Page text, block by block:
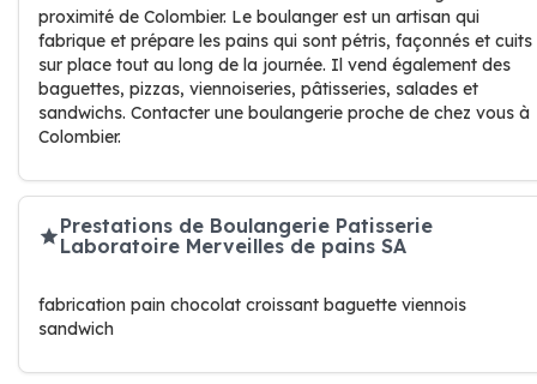
proximité de Colombier. Le boulanger est un artisan qui
fabrique et prépare les pains qui sont pétris, façonnés et cuits
sur place tout au long de la journée. Il vend également des
baguettes, pizzas, viennoiseries, pâtisseries, salades et
sandwichs. Contacter une boulangerie proche de chez vous à
Colombier.
Prestations de Boulangerie Patisserie
Laboratoire Merveilles de pains SA
fabrication pain chocolat croissant baguette viennois
sandwich